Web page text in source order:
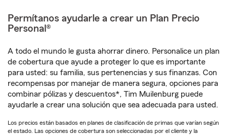
Permítanos ayudarle a crear un Plan Precio
Personal®
A todo el mundo le gusta ahorrar dinero. Personalice un plan
de cobertura que ayude a proteger lo que es importante
para usted: su familia, sus pertenencias y sus finanzas. Con
recompensas por manejar de manera segura, opciones para
combinar pólizas y descuentos*, Tim Muilenburg puede
ayudarle a crear una solución que sea adecuada para usted.
Los precios están basados en planes de clasificación de primas que varían según
el estado. Las opciones de cobertura son seleccionadas por el cliente y la